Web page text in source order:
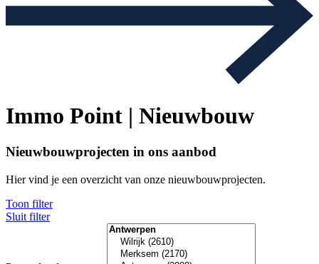
Immo Point | Nieuwbouw
Nieuwbouwprojecten in ons aanbod
Hier vind je een overzicht van onze nieuwbouwprojecten.
Toon filter
Sluit filter